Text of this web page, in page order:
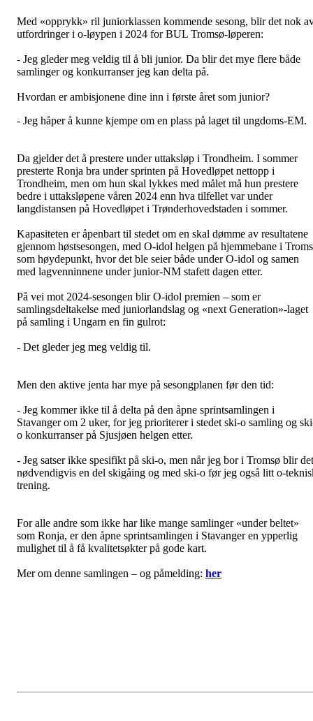
Med «opprykk» ril juniorklassen kommende sesong, blir det nok
utfordringer i o-løypen i 2024 for BUL Tromsø-løperen:
- Jeg gleder meg veldig til å bli junior. Da blir det mye flere både
samlinger og konkurranser jeg kan delta på.
Hvordan er ambisjonene dine inn i første året som junior?
- Jeg håper å kunne kjempe om en plass på laget til ungdoms-EM.
Da gjelder det å prestere under uttaksløp i Trondheim. I sommer
presterte Ronja bra under sprinten på Hovedløpet nettopp i
Trondheim, men om hun skal lykkes med målet må hun prestere
bedre i uttaksløpene våren 2024 enn hva tilfellet var under
langdistansen på Hovedløpet i Trønderhovedstaden i sommer.
Kapasiteten er åpenbart til stedet om en skal dømme av resultatene
gjennom høstsesongen, med O-idol helgen på hjemmebane i
som høydepunkt, hvor det ble seier både under O-idol og samen
med lagvenninnene under junior-NM stafett dagen etter.
På vei mot 2024-sesongen blir O-idol premien – som er
samlingsdeltakelse med juniorlandslag og «next Generation»-laget
på samling i Ungarn en fin gulrot:
- Det gleder jeg meg veldig til.
Men den aktive jenta har mye på sesongplanen før den tid:
- Jeg kommer ikke til å delta på den åpne sprintsamlingen i
Stavanger om 2 uker, for jeg prioriterer i stedet ski-o samling og
o konkurranser på Sjusjøen helgen etter.
- Jeg satser ikke spesifikt på ski-o, men når jeg bor i Tromsø blir det
nødvendigvis en del skigåing og med ski-o før jeg også litt o-
trening.
For alle andre som ikke har like mange samlinger «under beltet»
som Ronja, er den åpne sprintsamlingen i Stavanger en ypperlig
mulighet til å få kvalitetsøkter på gode kart.
Mer om denne samlingen – og påmelding: her